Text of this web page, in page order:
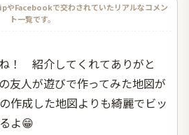
やFacebookで交わされていたリアルなコメン
ト一覧です。
！ 紹介してくれてありがと
友人が遊びで作ってみた地図が
作成した地図よりも綺麗でビッ
よ😁